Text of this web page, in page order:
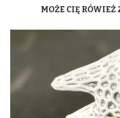
MOŻE CIĘ